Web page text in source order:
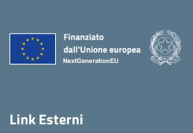
Link Esterni